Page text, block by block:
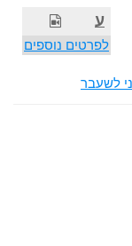
ע
לפרטים נוספים
לשעבר